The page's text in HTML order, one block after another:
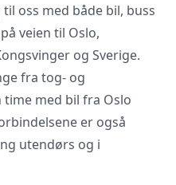
oss med både bil, buss
veien til Oslo,
og Sverige.
fra tog- og
time med bil fra Oslo
er også
utendørs og i
FORESPØRSEL